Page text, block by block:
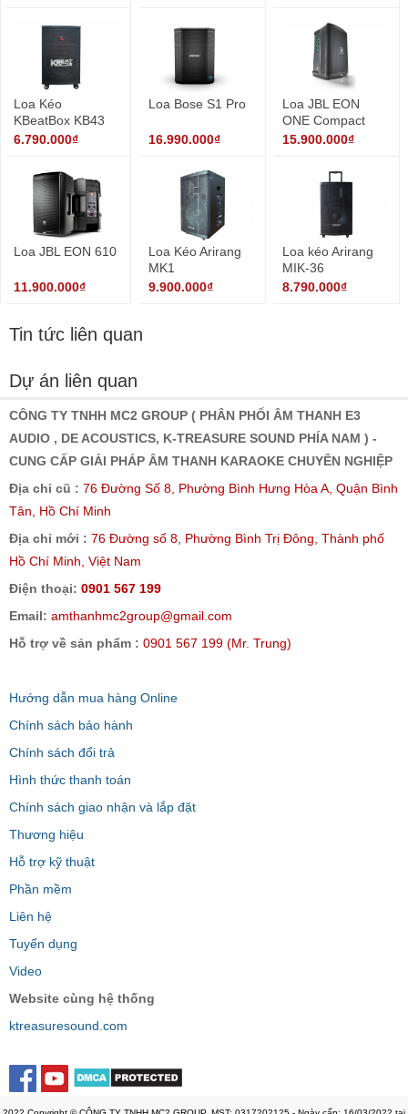
Loa Kéo
KBeatBox KB43
6.790.000₫
Loa Bose S1 Pro
16.990.000₫
Loa JBL EON
ONE Compact
15.900.000₫
Loa JBL EON 610
11.900.000₫
Loa Kéo Arirang
MK1
9.900.000₫
Loa kéo Arirang
MIK-36
8.790.000₫
Tin tức liên quan
Dự án liên quan
CÔNG TY TNHH MC2 GROUP ( PHÂN PHỐI ÂM THANH E3
AUDIO , DE ACOUSTICS, K-TREASURE SOUND PHÍA NAM ) -
CUNG CẤP GIẢI PHÁP ÂM THANH KARAOKE CHUYÊN NGHIỆP
Địa chỉ cũ : 76 Đường Số 8, Phường Bình Hưng Hòa A, Quận Bình
Tân, Hồ Chí Minh
Địa chỉ mới : 76 Đường số 8, Phường Bình Trị Đông, Thành phố
Hồ Chí Minh, Việt Nam
Điện thoại: 0901 567 199
Email: amthanhmc2group@gmail.com
Hỗ trợ về sản phẩm : 0901 567 199 (Mr. Trung)
Hướng dẫn mua hàng Online
Chính sách bảo hành
Chính sách đổi trả
Hình thức thanh toán
Chính sách giao nhận và lắp đặt
Thương hiệu
Hỗ trợ kỹ thuật
Phần mềm
Liên hệ
Tuyển dụng
Video
Website cùng hệ thống
ktreasuresound.com